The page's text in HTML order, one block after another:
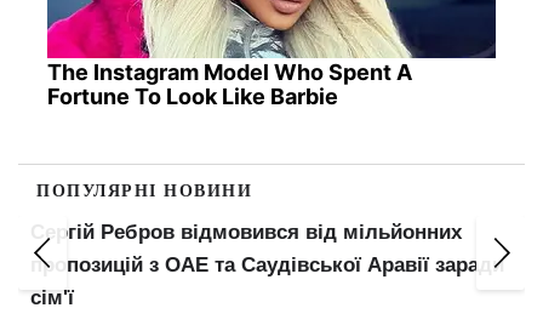
The Instagram Model Who Spent A
Fortune To Look Like Barbie
ПОПУЛЯРНІ НОВИНИ
Сергій Ребров відмовився від мільйонних
пропозицій з ОАЕ та Саудівської Аравії заради
сім'ї